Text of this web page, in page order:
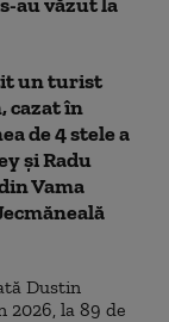
un turist
cazat în
de 4 stele a
și Radu
Vama